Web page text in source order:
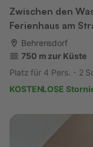
Zwischen den
Ferienhaus am
Behrensdorf
750 m zur Küste
Platz für 4 Pers.
2
KOSTENLOSE